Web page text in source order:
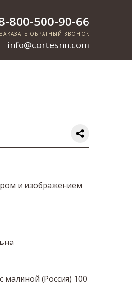
800-500-90-66
ЗАКАЗАТЬ ОБРАТНЫЙ ЗВОНОК
info@cortesnn.com
и изображением
малиной (Россия) 100